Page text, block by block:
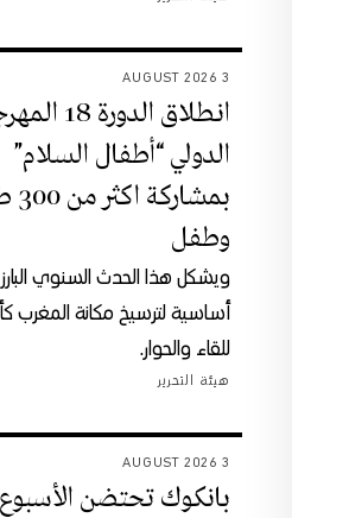
3 AUGUST 2026
انطلاق الدورة
الدولي “أطفال السلام”
وطفل
ويشكل هذا الحدث السنوي
أساسية لترسيخ مكانة المغرب
للقاء والحوار.
هيئة التحرير
3 AUGUST 2026
بانكوك تحتضن الأسبوع